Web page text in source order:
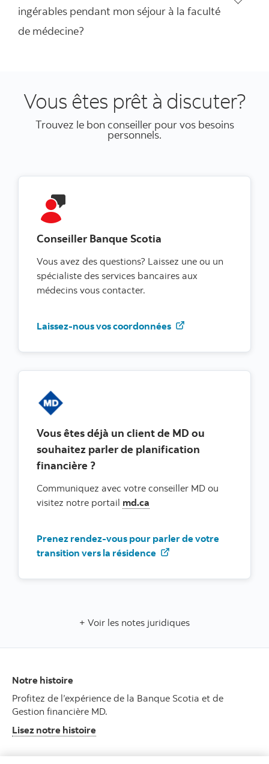
ingérables pendant mon séjour à la faculté
de médecine?
Vous êtes prêt à discuter?
Trouvez le bon conseiller pour vos besoins
personnels.
Conseiller Banque Scotia
Vous avez des questions? Laissez une ou un
spécialiste des services bancaires aux
médecins vous contacter.
Laissez-nous vos coordonnées Prendre un
Vous êtes déjà un client de MD ou
souhaitez parler de planification
financière ?
Communiquez avec votre conseiller MD ou
visitez notre portail md.ca
Prenez rendez-vous pour parler de votre
transition vers la résidence
Voir les notes juridiques
Notre histoire
Profitez de l’expérience de la Banque Scotia et de
Gestion financière MD.
Lisez notre histoire
Lisez les communiqués de presse